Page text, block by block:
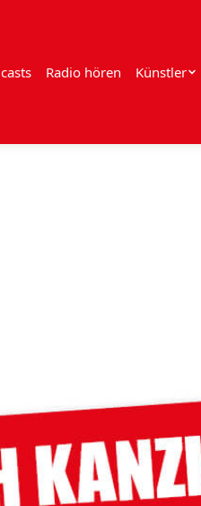
Radio hören Künstler